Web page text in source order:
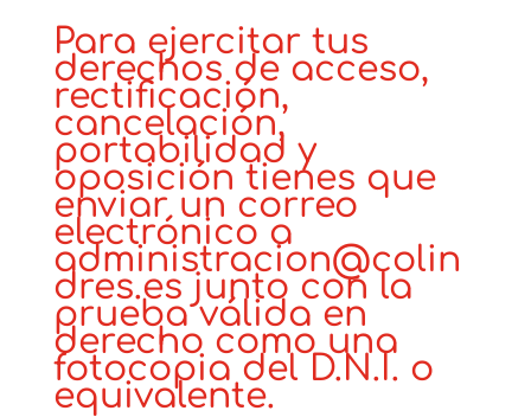
Para ejercitar tus
derechos de acceso,
rectificación,
cancelación,
portabilidad y
oposición tienes que
enviar un correo
electrónico a
administracion@colin
dres.es junto con la
prueba válida en
derecho como una
fotocopia del D.N.I. o
equivalente.